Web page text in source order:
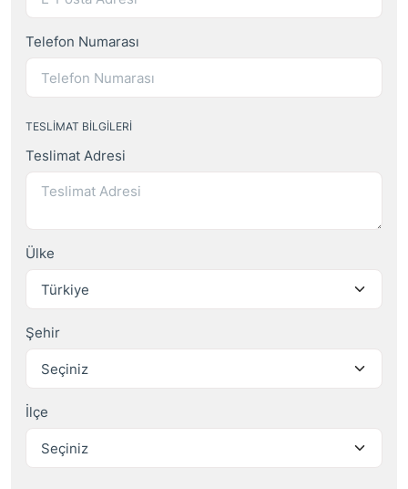
Telefon Numarası
TESLIMAT BILGILERI
Teslimat Adresi
Ülke
Şehir
İlçe